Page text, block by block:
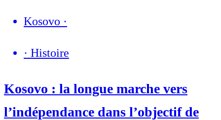
Kosovo ·
· Histoire
Kosovo : la longue marche vers
l’indépendance dans l’objectif de